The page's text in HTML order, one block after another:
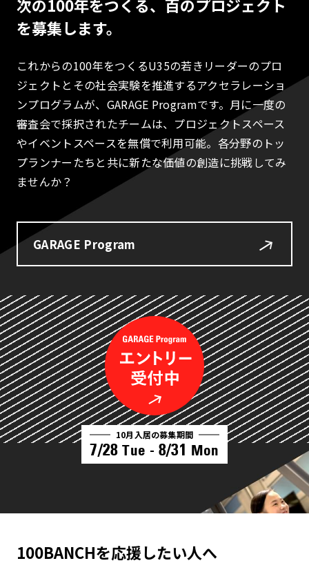
次の100年をつくる、百のプロジェクト
を募集します。
これからの100年をつくるU35の若きリーダーのプロ
ジェクトとその社会実験を推進するアクセラレーショ
ンプログラムが、GARAGE Programです。月に一度の
審査会で採択されたチームは、プロジェクトスペース
やイベントスペースを無償で利用可能。各分野のトッ
プランナーたちと共に新たな価値の創造に挑戦してみ
ませんか？
GARAGE Program
10月入居の募集期間
7/28 Tue - 8/31 Mon
100BANCHを応援したい人へ